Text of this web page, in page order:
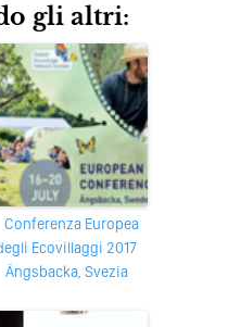
gli altri:
Conferenza Europea
Ecovillaggi 2017
Ängsbacka, Svezia